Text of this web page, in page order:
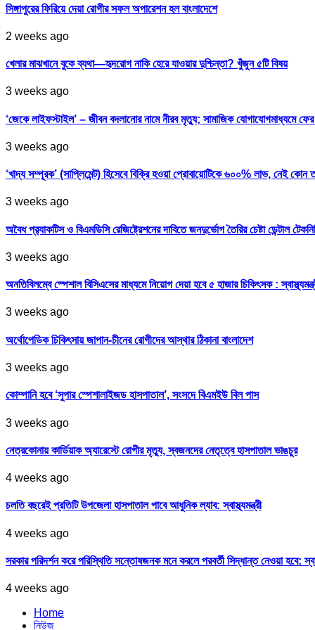
সিঙ্গাপুরের ফিরিয়ে দেয়া রোগীর সফল অপারেশন হল বাংলাদেশে
2 weeks ago
খেলার মাঝখানে বুকে ব্যথা—হৃদরোগ নাকি হেরে যাওয়ার দুশ্চিন্তা? খুঁজুন ৫টি বিষয়
3 weeks ago
‘জেকে লাইফস্টাইল’ – জীবন বদলানোর নামে নীরব মৃত্যু; সামাজিক যোগাযোগমাধ্যমে
3 weeks ago
‘খাদ্য সম্পূরক’ (সাপ্লিমেন্ট) হিসেবে বিক্রি হওয়া প্রোবায়োটিকে ৬০০% লাভ, নেই কোন
3 weeks ago
অবৈধ প্র‍্যাকটিস ও বিএমডিসি রেজিষ্ট্রেশনের দাবিতে জনদুর্ভোগ তৈরির চেষ্টা ডেন্টাল
3 weeks ago
অনতিবিলম্বে স্পেশাল বিসিএসের মাধ্যমে নিয়োগ দেয়া হবে ৫ হাজার চিকিৎসক :
3 weeks ago
অর্থোপেডিক চিকিৎসায় জাপান-চীনের রোগীদের আস্থার ঠিকানা বাংলাদেশ
3 weeks ago
কোম্পানি হবে ‘সুপার স্পেশালাইজড হাসপাতাল’, সংসদে বিএমইউ বিল পাস
3 weeks ago
নেত্রকোনায় কার্ডিয়াক অ্যারেস্টে রোগীর মৃত্যু, স্বজনদের নেতৃত্বে হাসপাতাল ভাঙচুর
4 weeks ago
চলতি বছরেই প্রতিটি উপজেলা হাসপাতাল পাবে আধুনিক ল্যাব: স্বাস্থ্যমন্ত্রী
4 weeks ago
সরকার পরিদর্শন করে পরিস্থিতি সন্তোষজনক মনে করলে পরবর্তী সিদ্ধান্ত নেওয়া হবে:
4 weeks ago
Home
নিউজ